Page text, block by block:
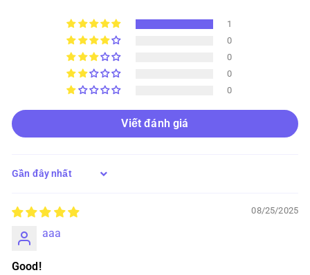
1
0
0
0
0
Viết đánh giá
Sort by
08/25/2025
aaa
Good!